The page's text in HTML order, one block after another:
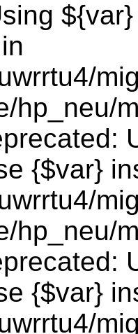
hp_neu/
{$var}
hp_neu/
{$var}